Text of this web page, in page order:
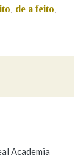
, de a feito,
Academia